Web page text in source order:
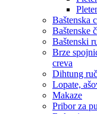
Baštenska
Baštenske
Baštenski
Brze
creva
Dihtung
Lopate,
Makaze
Pribor za